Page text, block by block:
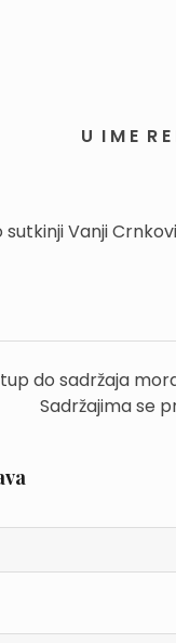
U I M E R E
sutkinji Vanji
do sadržaja
Sadržajima se